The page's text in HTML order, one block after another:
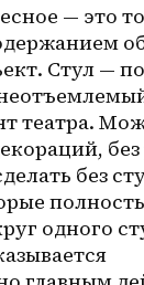
— это
Стул — по
театра.
без
без
одного